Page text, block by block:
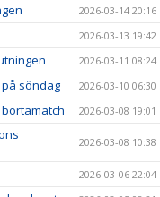
2026-03-14 20:16
2026-03-13 19:42
2026-03-11 08:24
söndag 2026-03-10 06:30
2026-03-08 19:01
2026-03-08 10:38
2026-03-06 22:04